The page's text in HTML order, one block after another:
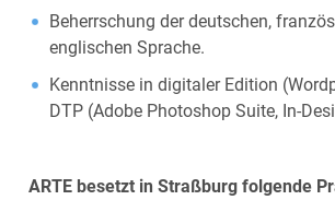
Beherrschung der deutschen,
englischen Sprache.
Kenntnisse in digitaler Edition
DTP (Adobe Photoshop Suite, In-
ARTE besetzt in Straßburg folgende